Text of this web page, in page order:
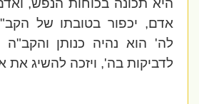
היא תכונה בכוחות הנפש, ואדם
אדם, יכפור בטובתו של
לה' הוא נהיה כנותן והקב"ה
לדביקות בה', ויזכה להשיג את